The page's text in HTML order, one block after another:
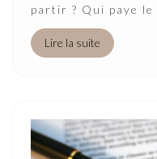
partir ? Qui paye le
Lire la suite